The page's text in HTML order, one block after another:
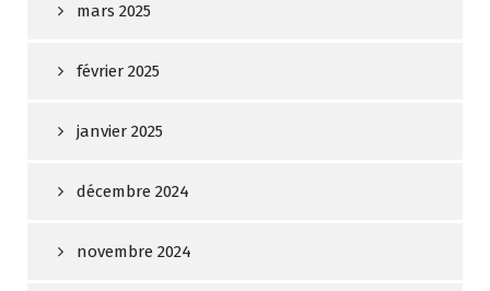
mars 2025
février 2025
janvier 2025
décembre 2024
novembre 2024